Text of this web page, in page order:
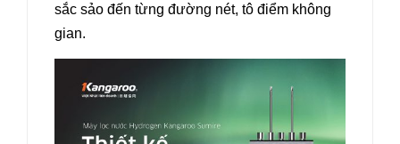
sắc sảo đến từng đường nét, tô điểm không
gian.